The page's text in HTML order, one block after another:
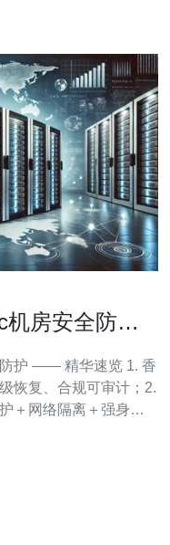
房安全防护
护 —— 精华速览 1. 香
恢复、合规可审计；2.
＋网络隔离＋强身份